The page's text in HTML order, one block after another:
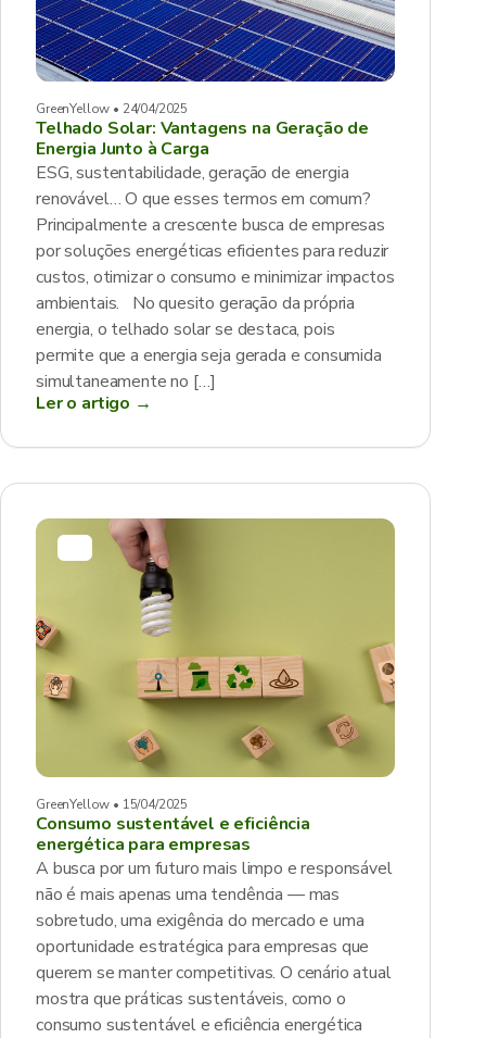
GreenYellow • 24/04/2025
Telhado Solar: Vantagens na Geração de
Energia Junto à Carga
ESG, sustentabilidade, geração de energia
renovável… O que esses termos em comum?
Principalmente a crescente busca de empresas
por soluções energéticas eficientes para reduzir
custos, otimizar o consumo e minimizar impactos
ambientais. No quesito geração da própria
energia, o telhado solar se destaca, pois
permite que a energia seja gerada e consumida
simultaneamente no […]
Ler o artigo →
GreenYellow • 15/04/2025
Consumo sustentável e eficiência
energética para empresas
A busca por um futuro mais limpo e responsável
não é mais apenas uma tendência — mas
sobretudo, uma exigência do mercado e uma
oportunidade estratégica para empresas que
querem se manter competitivas. O cenário atual
mostra que práticas sustentáveis, como o
consumo sustentável e eficiência energética